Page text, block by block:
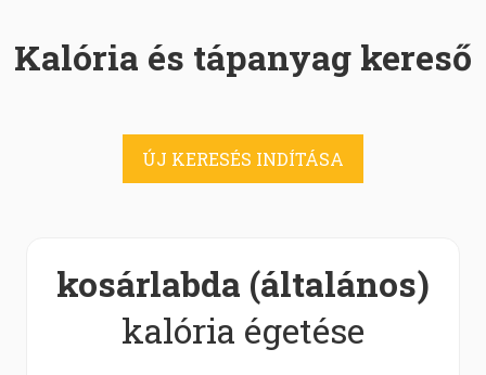
Kalória és tápanyag kereső
ÚJ KERESÉS INDÍTÁSA
kosárlabda (általános)
kalória égetése